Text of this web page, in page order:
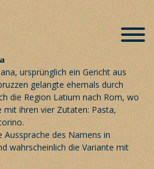
auf der
, ursprünglich ein Gericht aus
gelangte ehemals durch
die Region Latium nach Rom, wo
mit ihren vier Zutaten: Pasta,
des Namens in
wahrscheinlich die Variante mit